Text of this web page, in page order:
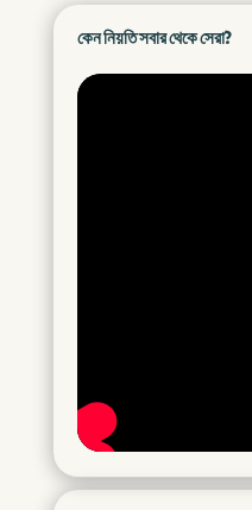
কেন নিয়তি সবার থেকে সেরা?